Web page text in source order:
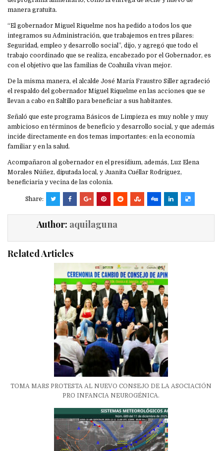
manera gratuita.
“El gobernador Miguel Riquelme nos ha pedido a todos los que
integramos su Administración, que trabajemos en tres pilares:
Seguridad, empleo y desarrollo social”, dijo, y agregó que todo el
trabajo coordinado que se realiza, encabezado por el Gobernador, es
con el objetivo que las familias de Coahuila vivan mejor.
De la misma manera, el alcalde José María Fraustro Siller agradeció
el respaldo del gobernador Miguel Riquelme en las acciones que se
llevan a cabo en Saltillo para beneficiar a sus habitantes.
Señaló que este programa Básicos de Limpieza es muy noble y muy
ambicioso en términos de beneficio y desarrollo social, y que además
incide directamente en dos temas importantes: en la economía
familiar y en la salud.
Acompañaron al gobernador en el presídium, además, Luz Elena
Morales Núñez, diputada local, y Juanita Cuéllar Rodríguez,
beneficiaria y vecina de las colonia.
Share:
Author: aquilaguna
Related Articles
TOMA MARS PROTESTA AL NUEVO CONSEJO DE LA ASOCIACIÓN
PRO INFANCIA NEUROGÉNICA.